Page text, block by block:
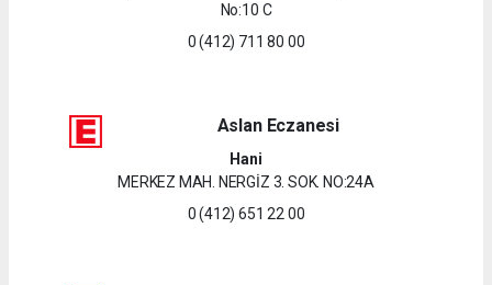
No:10 C
0 (412) 711 80 00
Aslan Eczanesi
Hani
MERKEZ MAH. NERGİZ 3. SOK. NO:24A
0 (412) 651 22 00